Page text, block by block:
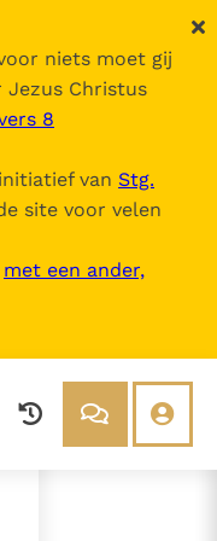
niets moet gij
Jezus Christus
8
van Stg.
site voor velen
met een ander,
ons
RK Documenten